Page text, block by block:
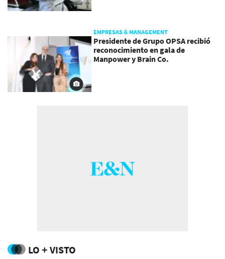
EMPRESAS & MANAGEMENT
Presidente de Grupo OPSA recibió
reconocimiento en gala de
Manpower y Brain Co.
LO + VISTO